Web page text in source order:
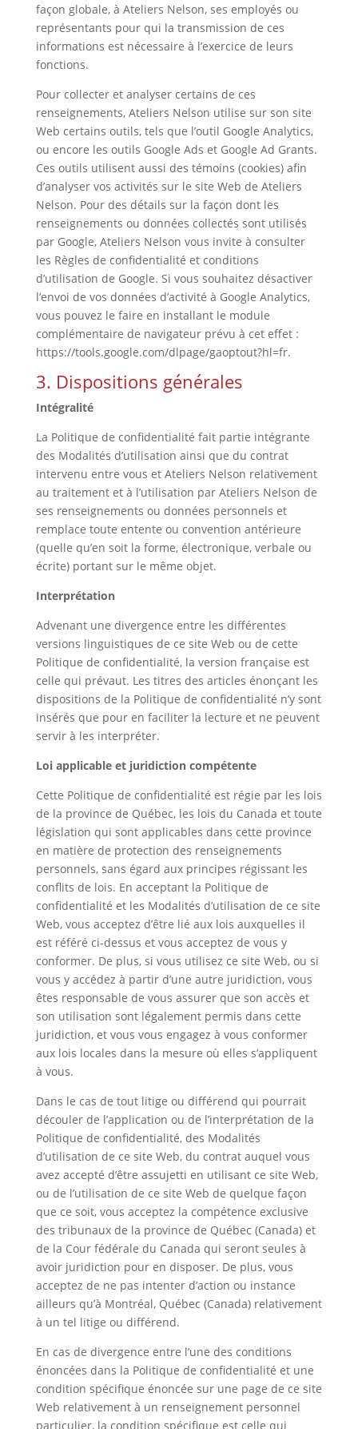
façon globale, à Ateliers Nelson, ses employés ou
représentants pour qui la transmission de ces
informations est nécessaire à l’exercice de leurs
fonctions.
Pour collecter et analyser certains de ces
renseignements, Ateliers Nelson utilise sur son site
Web certains outils, tels que l’outil Google Analytics,
ou encore les outils Google Ads et Google Ad Grants.
Ces outils utilisent aussi des témoins (cookies) afin
d’analyser vos activités sur le site Web de Ateliers
Nelson. Pour des détails sur la façon dont les
renseignements ou données collectés sont utilisés
par Google, Ateliers Nelson vous invite à consulter
les Règles de confidentialité et conditions
d’utilisation de Google. Si vous souhaitez désactiver
l’envoi de vos données d’activité à Google Analytics,
vous pouvez le faire en installant le module
complémentaire de navigateur prévu à cet effet :
https://tools.google.com/dlpage/gaoptout?hl=fr.
3. Dispositions générales
Intégralité
La Politique de confidentialité fait partie intégrante
des Modalités d’utilisation ainsi que du contrat
intervenu entre vous et Ateliers Nelson relativement
au traitement et à l’utilisation par Ateliers Nelson de
ses renseignements ou données personnels et
remplace toute entente ou convention antérieure
(quelle qu’en soit la forme, électronique, verbale ou
écrite) portant sur le même objet.
Interprétation
Advenant une divergence entre les différentes
versions linguistiques de ce site Web ou de cette
Politique de confidentialité, la version française est
celle qui prévaut. Les titres des articles énonçant les
dispositions de la Politique de confidentialité n’y sont
insérés que pour en faciliter la lecture et ne peuvent
servir à les interpréter.
Loi applicable et juridiction compétente
Cette Politique de confidentialité est régie par les lois
de la province de Québec, les lois du Canada et toute
législation qui sont applicables dans cette province
en matière de protection des renseignements
personnels, sans égard aux principes régissant les
conflits de lois. En acceptant la Politique de
confidentialité et les Modalités d’utilisation de ce site
Web, vous acceptez d’être lié aux lois auxquelles il
est référé ci-dessus et vous acceptez de vous y
conformer. De plus, si vous utilisez ce site Web, ou si
vous y accédez à partir d’une autre juridiction, vous
êtes responsable de vous assurer que son accès et
son utilisation sont légalement permis dans cette
juridiction, et vous vous engagez à vous conformer
aux lois locales dans la mesure où elles s’appliquent
à vous.
Dans le cas de tout litige ou différend qui pourrait
découler de l’application ou de l’interprétation de la
Politique de confidentialité, des Modalités
d’utilisation de ce site Web, du contrat auquel vous
avez accepté d’être assujetti en utilisant ce site Web,
ou de l’utilisation de ce site Web de quelque façon
que ce soit, vous acceptez la compétence exclusive
des tribunaux de la province de Québec (Canada) et
de la Cour fédérale du Canada qui seront seules à
avoir juridiction pour en disposer. De plus, vous
acceptez de ne pas intenter d’action ou instance
ailleurs qu’à Montréal, Québec (Canada) relativement
à un tel litige ou différend.
En cas de divergence entre l’une des conditions
énoncées dans la Politique de confidentialité et une
condition spécifique énoncée sur une page de ce site
Web relativement à un renseignement personnel
particulier, la condition spécifique est celle qui